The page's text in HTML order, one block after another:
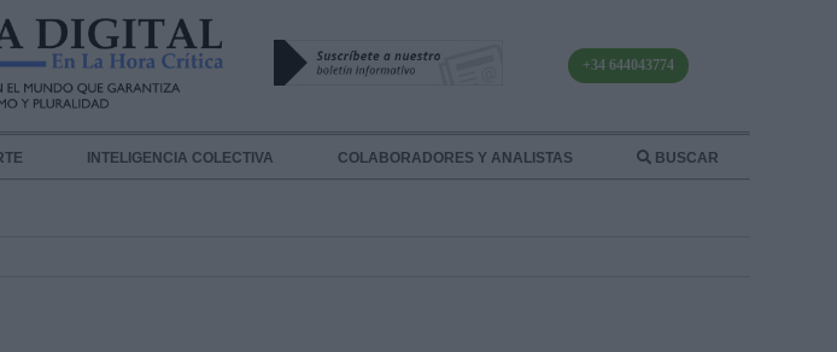
+34 644043774
INTELIGENCIA COLECTIVA COLABORADORES Y ANALISTAS BUSCAR